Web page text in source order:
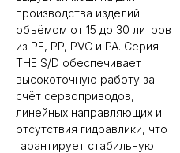
производства изделий
объёмом от 15 до 30 литров
из PE, PP, PVC и PA. Серия
THE S/D обеспечивает
высокоточную работу за
счёт сервоприводов,
линейных направляющих и
отсутствия гидравлики, что
гарантирует стабильную